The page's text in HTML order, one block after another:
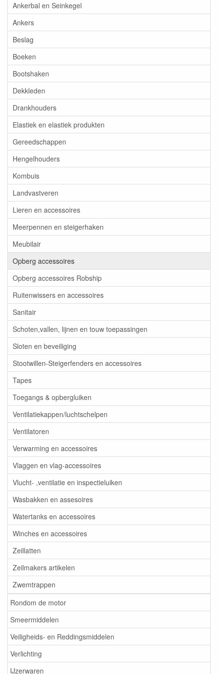
Ankerbal en Seinkegel
Ankers
Beslag
Boeken
Bootshaken
Dekkleden
Drankhouders
Elastiek en elastiek produkten
Gereedschappen
Hengelhouders
Kombuis
Landvastveren
Lieren en accessoires
Meerpennen en steigerhaken
Meubilair
Opberg accessoires
Opberg accessoires Robship
Ruitenwissers en accessoires
Sanitair
Schoten,vallen, lijnen en touw toepassingen
Sloten en beveiliging
Stootwillen-Steigerfenders en accessoires
Tapes
Toegangs & opbergluiken
Ventilatiekappen/luchtschelpen
Ventilatoren
Verwarming en accessoires
Vlaggen en vlag-accessoires
Vlucht- ,ventilatie en inspectieluiken
Wasbakken en assesoires
Watertanks en accessoires
Winches en accessoires
Zeillatten
Zeilmakers artikelen
Zwemtrappen
Rondom de motor
Smeermiddelen
Veiligheids- en Reddingsmiddelen
Verlichting
IJzerwaren